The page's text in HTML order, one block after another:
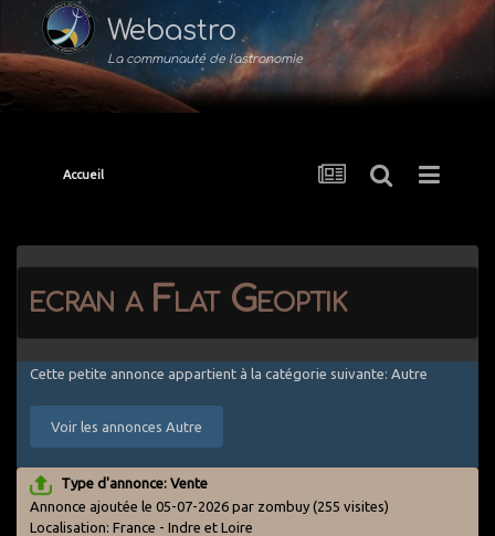
Webastro
La communauté de l'astronomie
Accueil
ecran a Flat Geoptik
Cette petite annonce appartient à la catégorie suivante: Autre
Voir les annonces Autre
Type d'annonce: Vente
Annonce ajoutée le 05-07-2026 par zombuy (255 visites)
Localisation: France - Indre et Loire